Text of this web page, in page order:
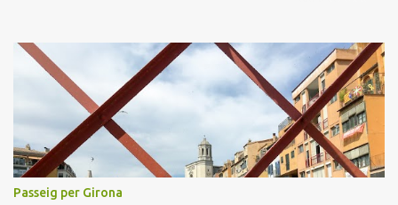
tornar a descobrir nous llocs i viure noves experiències. Desitgem
que aquest Nadal us porti pau, amor i moments inoblidables. Bon
Nadal i un pròsper Any Nou!
Passeig per Girona